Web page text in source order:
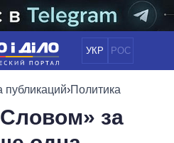
УКР РОС
ПОЛИТИКА
публикаций›Политика
за